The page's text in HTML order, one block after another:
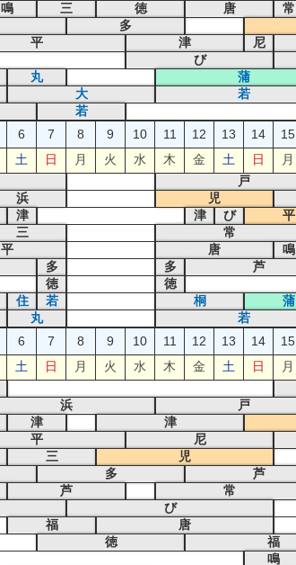
鳴 三 徳 唐 常
多
平 津 尼
び
丸 蒲
大 若
若
6 7 8 9 10 11 12 13 14 15
土 日 月 火 水 木 金 土 日 月
戸
浜 児
津 津 び 平
三 常
平 唐 鳴
多 多 芦
徳
徳
住 若 桐 蒲
丸 若
6 7 8 9 10 11 12 13 14 15
土 日 月 火 水 木 金 土 日 月
浜 戸
津 津
平 尼
三 児
多 芦
芦 常
び
福
唐
徳
福
鳴